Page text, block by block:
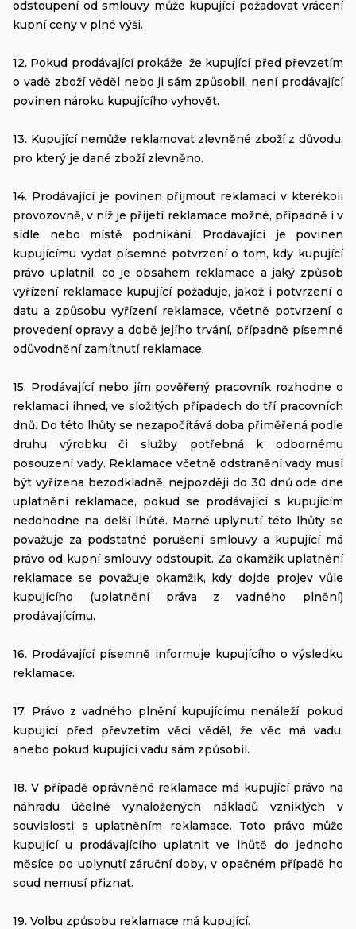
odstoupení od smlouvy může kupující požadovat vrácení
kupní ceny v plné výši.
12. Pokud prodávající prokáže, že kupující před převzetím
o vadě zboží věděl nebo ji sám způsobil, není prodávající
povinen nároku kupujícího vyhovět.
13. Kupující nemůže reklamovat zlevněné zboží z důvodu,
pro který je dané zboží zlevněno.
14. Prodávající je povinen přijmout reklamaci v kterékoli
provozovně, v níž je přijetí reklamace možné, případně i v
sídle nebo místě podnikání. Prodávající je povinen
kupujícímu vydat písemné potvrzení o tom, kdy kupující
právo uplatnil, co je obsahem reklamace a jaký způsob
vyřízení reklamace kupující požaduje, jakož i potvrzení o
datu a způsobu vyřízení reklamace, včetně potvrzení o
provedení opravy a době jejího trvání, případně písemné
odůvodnění zamítnutí reklamace.
15. Prodávající nebo jím pověřený pracovník rozhodne o
reklamaci ihned, ve složitých případech do tří pracovních
dnů. Do této lhůty se nezapočítává doba přiměřená podle
druhu výrobku či služby potřebná k odbornému
posouzení vady. Reklamace včetně odstranění vady musí
být vyřízena bezodkladně, nejpozději do 30 dnů ode dne
uplatnění reklamace, pokud se prodávající s kupujícím
nedohodne na delší lhůtě. Marné uplynutí této lhůty se
považuje za podstatné porušení smlouvy a kupující má
právo od kupní smlouvy odstoupit. Za okamžik uplatnění
reklamace se považuje okamžik, kdy dojde projev vůle
kupujícího (uplatnění práva z vadného plnění)
prodávajícímu.
16. Prodávající písemně informuje kupujícího o výsledku
reklamace.
17. Právo z vadného plnění kupujícímu nenáleží, pokud
kupující před převzetím věci věděl, že věc má vadu,
anebo pokud kupující vadu sám způsobil.
18. V případě oprávněné reklamace má kupující právo na
náhradu účelně vynaložených nákladů vzniklých v
souvislosti s uplatněním reklamace. Toto právo může
kupující u prodávajícího uplatnit ve lhůtě do jednoho
měsíce po uplynutí záruční doby, v opačném případě ho
soud nemusí přiznat.
19. Volbu způsobu reklamace má kupující.